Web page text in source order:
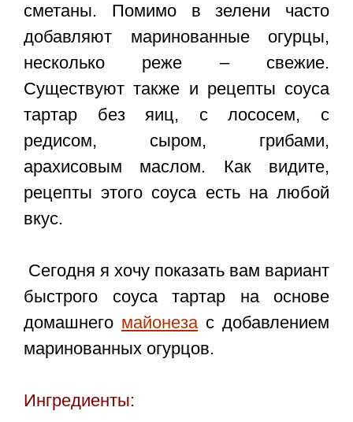
сметаны. Помимо в зелени часто
добавляют маринованные огурцы,
несколько реже – свежие.
Существуют также и рецепты соуса
тартар без яиц, с лососем, с
редисом, сыром, грибами,
арахисовым маслом. Как видите,
рецепты этого соуса есть на любой
вкус.
Сегодня я хочу показать вам вариант
быстрого соуса тартар на основе
домашнего майонезас добавлением
маринованных огурцов.
Ингредиенты: